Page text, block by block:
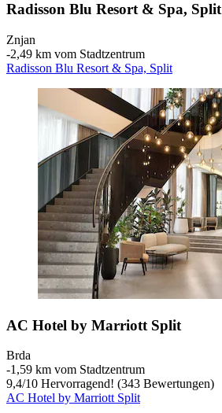
Radisson Blu Resort & Spa, Split
Znjan
‐2,49 km vom Stadtzentrum
Radisson Blu Resort & Spa, Split
AC Hotel by Marriott Split
Brda
‐1,59 km vom Stadtzentrum
9,4/10 Hervorragend! (343 Bewertungen)
AC Hotel by Marriott Split